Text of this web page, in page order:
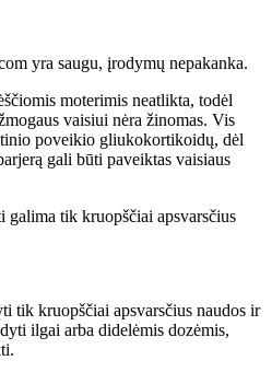
yra saugu, įrodymų nepakanka.
moterimis neatlikta, todėl
vaisiui nėra žinomas. Vis
poveikio gliukokortikoidų, dėl
gali būti paveiktas vaisiaus
galima tik kruopščiai apsvarsčius
tik kruopščiai apsvarsčius naudos ir
ilgai arba didelėmis dozėmis,